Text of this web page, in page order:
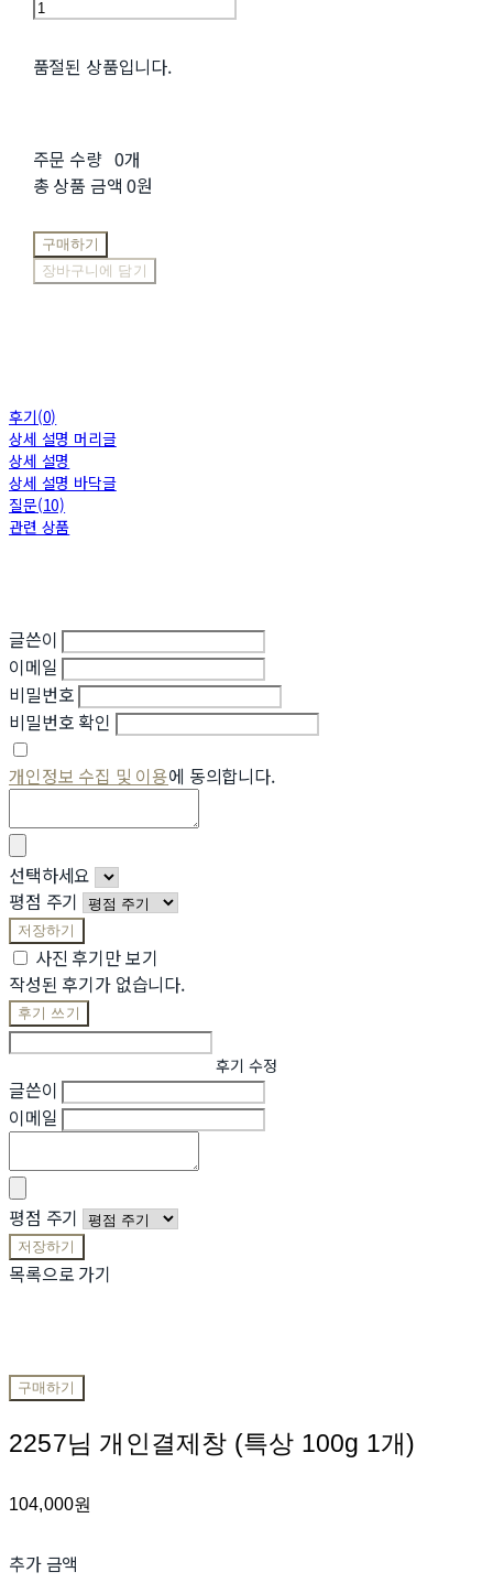
품절된 상품입니다.
주문 수량 0개
총 상품 금액 0원
구매하기
장바구니에 담기
후기(0)
상세 설명 머리글
상세 설명
상세 설명 바닥글
질문(10)
관련 상품
글쓴이
이메일
비밀번호
비밀번호 확인
개인정보 수집 및 이용에 동의합니다.
선택하세요
평점 주기
저장하기
사진 후기만 보기
작성된 후기가 없습니다.
후기 쓰기
후기 수정
글쓴이
이메일
평점 주기
저장하기
목록으로 가기
구매하기
2257님 개인결제창 (특상 100g 1개)
104,000원
추가 금액